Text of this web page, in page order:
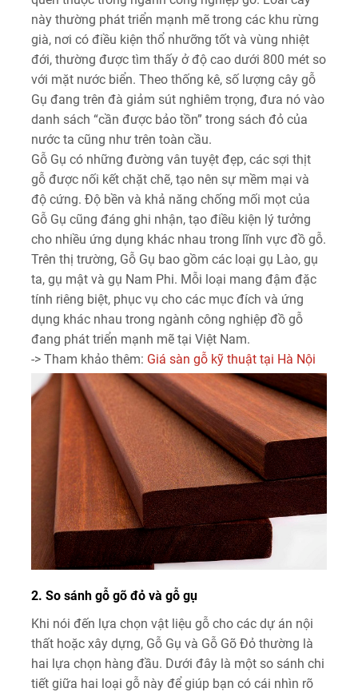
này thường phát triển mạnh mẽ trong các khu rừng
già, nơi có điều kiện thổ nhưỡng tốt và vùng nhiệt
đới, thường được tìm thấy ở độ cao dưới 800 mét so
với mặt nước biển. Theo thống kê, số lượng cây gỗ
Gụ đang trên đà giảm sút nghiêm trọng, đưa nó vào
danh sách “cần được bảo tồn” trong sách đỏ của
nước ta cũng như trên toàn cầu.
Gỗ Gụ có những đường vân tuyệt đẹp, các sợi thịt
gỗ được nối kết chặt chẽ, tạo nên sự mềm mại và
độ cứng. Độ bền và khả năng chống mối mọt của
Gỗ Gụ cũng đáng ghi nhận, tạo điều kiện lý tưởng
cho nhiều ứng dụng khác nhau trong lĩnh vực đồ gỗ.
Trên thị trường, Gỗ Gụ bao gồm các loại gụ Lào, gụ
ta, gụ mật và gụ Nam Phi. Mỗi loại mang đậm đặc
tính riêng biệt, phục vụ cho các mục đích và ứng
dụng khác nhau trong ngành công nghiệp đồ gỗ
đang phát triển mạnh mẽ tại Việt Nam.
-> Tham khảo thêm: Giá sàn gỗ kỹ thuật tại Hà Nội
2. So sánh gỗ gõ đỏ và gỗ gụ
Khi nói đến lựa chọn vật liệu gỗ cho các dự án nội
thất hoặc xây dựng, Gỗ Gụ và Gỗ Gõ Đỏ thường là
hai lựa chọn hàng đầu. Dưới đây là một so sánh chi
tiết giữa hai loại gỗ này để giúp bạn có cái nhìn rõ